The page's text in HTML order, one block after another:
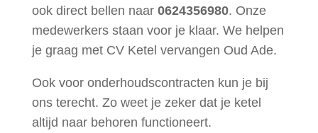
ook direct bellen naar 0624356980. Onze
medewerkers staan voor je klaar. We helpen
je graag met CV Ketel vervangen Oud Ade.
Ook voor onderhoudscontracten kun je bij
ons terecht. Zo weet je zeker dat je ketel
altijd naar behoren functioneert.